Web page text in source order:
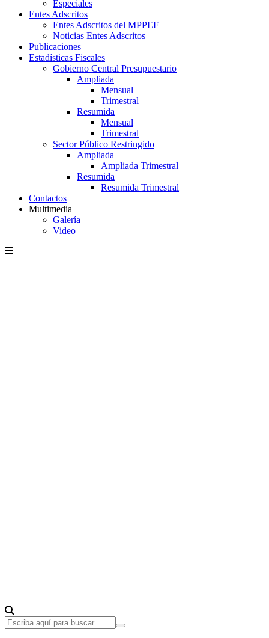
Especiales
Entes Adscritos
Entes Adscritos del MPPEF
Noticias Entes Adscritos
Publicaciones
Estadísticas Fiscales
Gobierno Central Presupuestario
Ampliada
Mensual
Trimestral
Resumida
Mensual
Trimestral
Sector Público Restringido
Ampliada
Ampliada Trimestral
Resumida
Resumida Trimestral
Contactos
Multimedia
Galería
Video